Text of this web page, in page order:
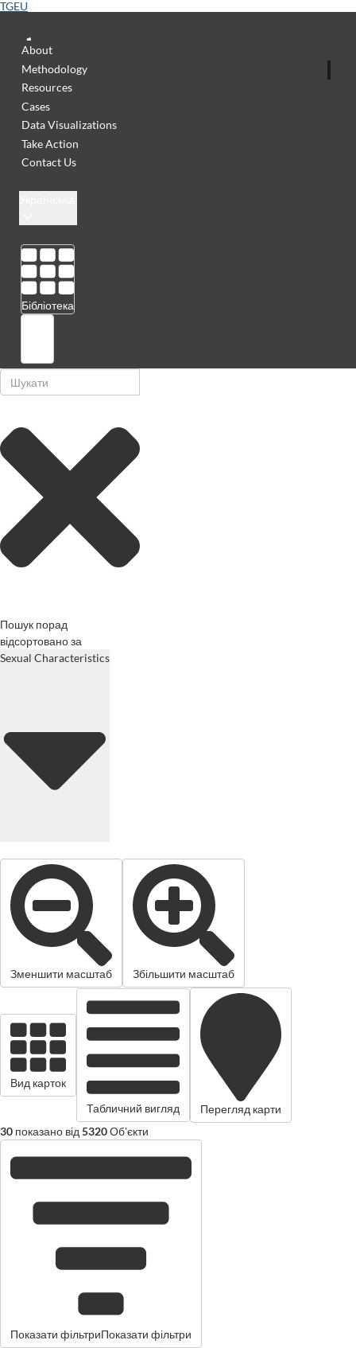
TGEU
About
Methodology
Resources
Cases
Data Visualizations
Take Action
Contact Us
Бібліотека
Пошук порад
відсортовано за
Sexual Characteristics
Зменшити масштаб Збільшити масштаб
Вид карток
Табличний вигляд
Перегляд карти
30 показано від 5320Об'єкти
Показати фільтриПоказати фільтри